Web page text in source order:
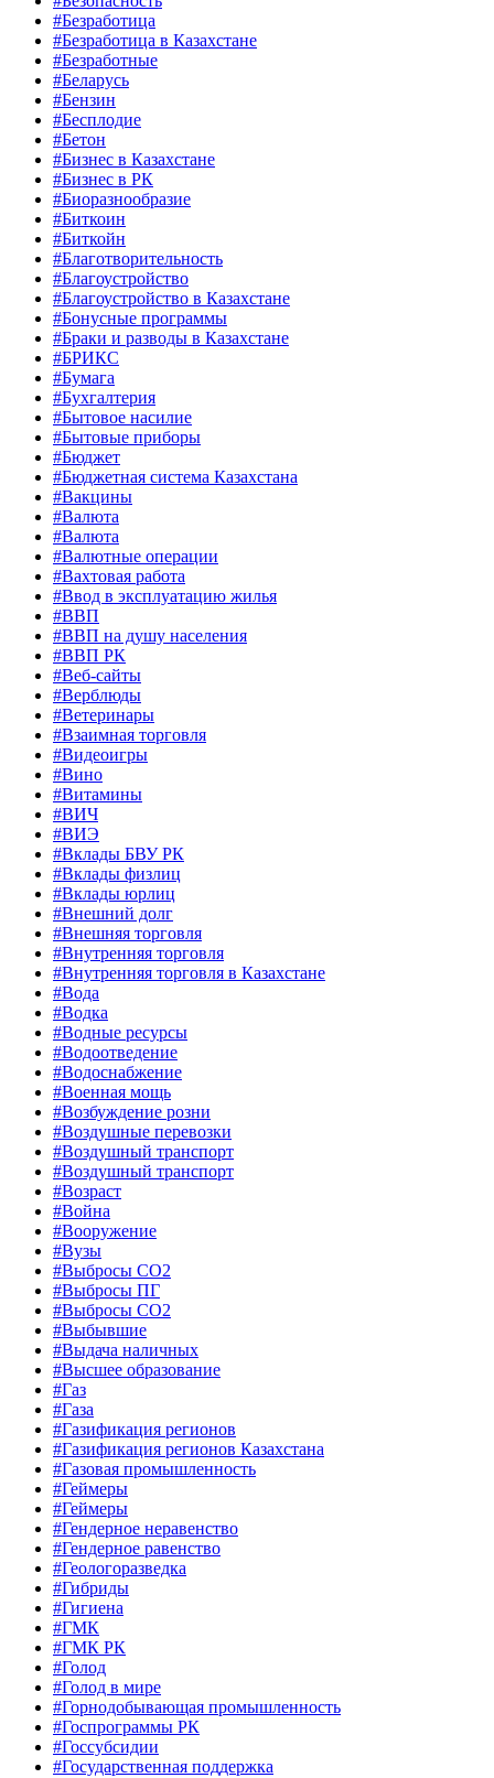
#Безработица
#Безработица в Казахстане
#Безработные
#Беларусь
#Бензин
#Бесплодие
#Бетон
#Бизнес в Казахстане
#Бизнес в РК
#Биоразнообразие
#Биткоин
#Биткойн
#Благотворительность
#Благоустройство
#Благоустройство в Казахстане
#Бонусные программы
#Браки и разводы в Казахстане
#БРИКС
#Бумага
#Бухгалтерия
#Бытовое насилие
#Бытовые приборы
#Бюджет
#Бюджетная система Казахстана
#Вакцины
#Валюта
#Валюта
#Валютные операции
#Вахтовая работа
#Ввод в эксплуатацию жилья
#ВВП
#ВВП на душу населения
#ВВП РК
#Веб-сайты
#Верблюды
#Ветеринары
#Взаимная торговля
#Видеоигры
#Вино
#Витамины
#ВИЧ
#ВИЭ
#Вклады БВУ РК
#Вклады физлиц
#Вклады юрлиц
#Внешний долг
#Внешняя торговля
#Внутренняя торговля
#Внутренняя торговля в Казахстане
#Вода
#Водка
#Водные ресурсы
#Водоотведение
#Водоснабжение
#Военная мощь
#Возбуждение розни
#Воздушные перевозки
#Воздушный транспорт
#Воздушный транспорт
#Возраст
#Война
#Вооружение
#Вузы
#Выбросы CO2
#Выбросы ПГ
#Выбросы СО2
#Выбывшие
#Выдача наличных
#Высшее образование
#Газ
#Газа
#Газификация регионов
#Газификация регионов Казахстана
#Газовая промышленность
#Геймеры
#Геймеры
#Гендерное неравенство
#Гендерное равенство
#Геологоразведка
#Гибриды
#Гигиена
#ГМК
#ГМК РК
#Голод
#Голод в мире
#Горнодобывающая промышленность
#Госпрограммы РК
#Госсубсидии
#Государственная поддержка